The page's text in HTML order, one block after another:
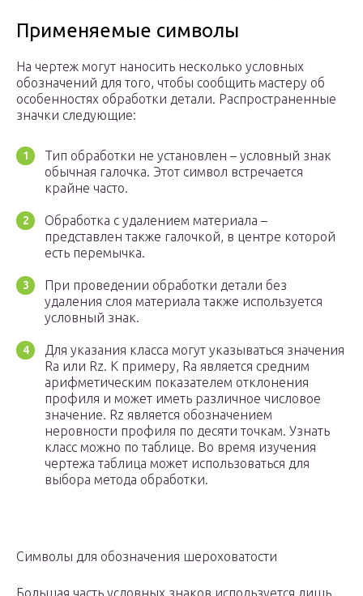
Применяемые символы
На чертеж могут наносить несколько условных
обозначений для того, чтобы сообщить мастеру об
особенностях обработки детали. Распространенные
значки следующие:
Тип обработки не установлен – условный знак
обычная галочка. Этот символ встречается
крайне часто.
Обработка с удалением материала –
представлен также галочкой, в центре которой
есть перемычка.
При проведении обработки детали без
удаления слоя материала также используется
условный знак.
Для указания класса могут указываться значения
Ra или Rz. К примеру, Ra является средним
арифметическим показателем отклонения
профиля и может иметь различное числовое
значение. Rz является обозначением
неровности профиля по десяти точкам. Узнать
класс можно по таблице. Во время изучения
чертежа таблица может использоваться для
выбора метода обработки.
Символы для обозначения шероховатости
Большая часть условных знаков используется лишь